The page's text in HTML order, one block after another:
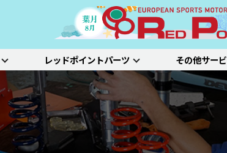
ステム）診断 SDL診断
タイヤ整備
ー
ステージ1／ベーシック
種別価格表
レッドポイントパーツ
プジョー シトロエン/DS
吸排気系
エクステリア
その他サー
特選中古車